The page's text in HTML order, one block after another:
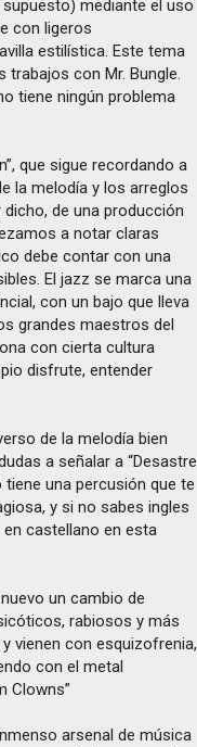
mediante el uso
con ligeros
estilística. Este tema
con Mr. Bungle.
tiene ningún problema
que sigue recordando a
la melodía y los arreglos
de una producción
a notar claras
debe contar con una
El jazz se marca una
con un bajo que lleva
grandes maestros del
con cierta cultura
disfrute, entender
de la melodía bien
a señalar a “Desastre
una percusión que te
y si no sabes ingles
castellano en esta
un cambio de
rabiosos y más
vienen con esquizofrenia,
con el metal
Clowns”
arsenal de música